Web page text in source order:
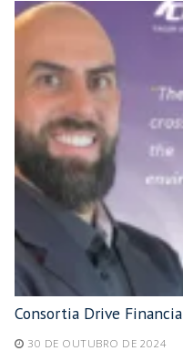
Consortia Drive
30 DE OUTUBRO DE 2024